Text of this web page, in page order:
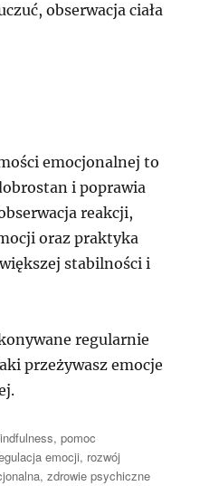
obserwacja ciała
emocjonalnej to
i poprawia
reakcji,
oraz praktyka
stabilności i
regularnie
przeżywasz emocje
,pomoc
emocji, rozwój
,zdrowie psychiczne